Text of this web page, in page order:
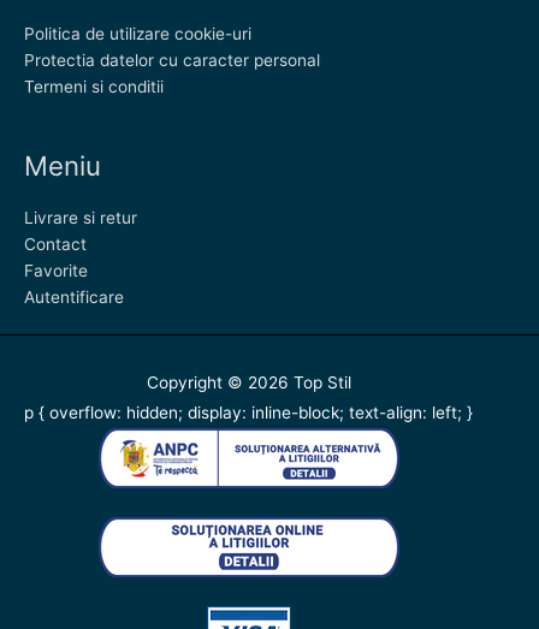
Politica de utilizare cookie-uri
Protectia datelor cu caracter personal
Termeni si conditii
Meniu
Livrare si retur
Contact
Favorite
Autentificare
Copyright © 2026 Top Stil
p { overflow: hidden; display: inline-block; text-align: left; }